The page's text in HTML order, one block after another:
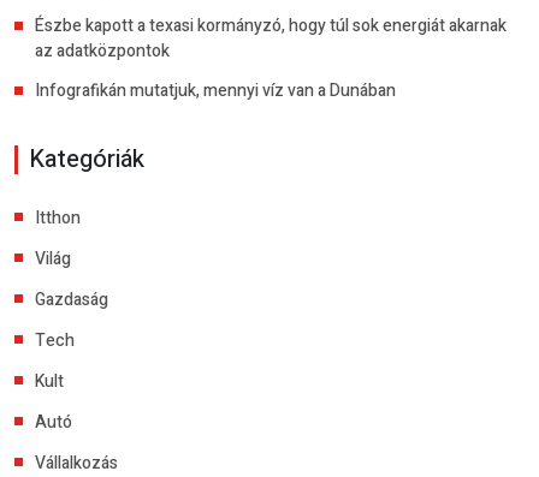
Észbe kapott a texasi kormányzó, hogy túl sok energiát akarnak
az adatközpontok
Infografikán mutatjuk, mennyi víz van a Dunában
Kategóriák
Itthon
Világ
Gazdaság
Tech
Kult
Autó
Vállalkozás